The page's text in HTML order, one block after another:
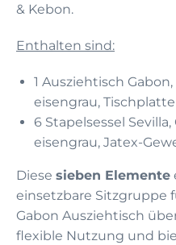
& Kebon.
Enthalten sind:
1 Ausziehtisch
eisengrau,
6 Stapelsessel
eisengrau, Jatex-
Diese sieben Elemente
einsetzbare Sitzgruppe
Gabon Ausziehtisch
flexible Nutzung und